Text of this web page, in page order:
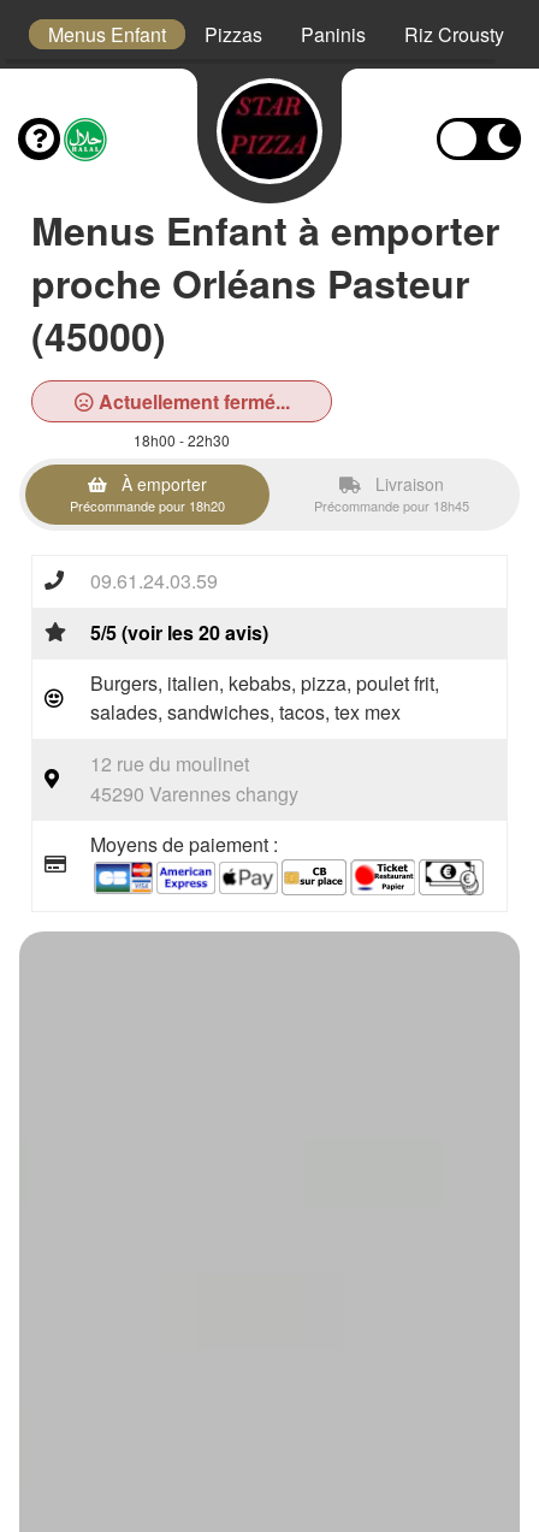
Menus Enfant Pizzas Paninis Riz Crousty
Menus Enfant à emporter
proche Orléans Pasteur
(45000)
Actuellement fermé...
18h00 - 22h30
À emporter
Précommande pour 18h20
Livraison
Précommande pour 18h45
09.61.24.03.59
5/5 (voir les 20 avis)
Burgers, italien, kebabs, pizza, poulet frit,
salades, sandwiches, tacos, tex mex
12 rue du moulinet
45290 Varennes changy
Moyens de paiement :